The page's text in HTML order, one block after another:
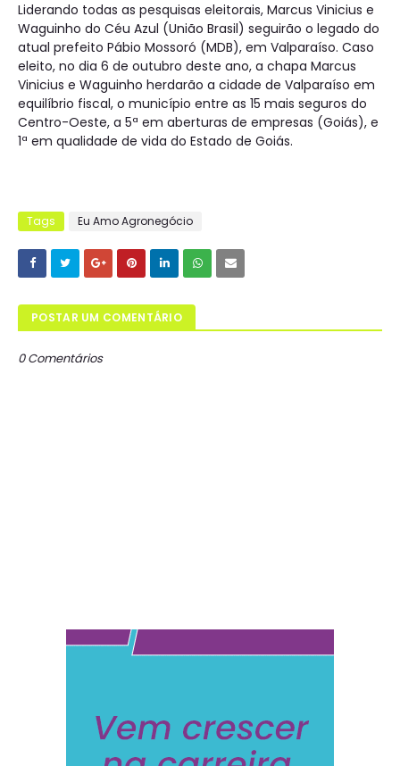
Liderando todas as pesquisas eleitorais, Marcus Vinicius e
Waguinho do Céu Azul (União Brasil) seguirão o legado do
atual prefeito Pábio Mossoró (MDB), em Valparaíso. Caso
eleito, no dia 6 de outubro deste ano, a chapa Marcus
Vinicius e Waguinho herdarão a cidade de Valparaíso em
equilíbrio fiscal, o município entre as 15 mais seguros do
Centro-Oeste, a 5ª em aberturas de empresas (Goiás), e
1ª em qualidade de vida do Estado de Goiás.
Tags Eu Amo Agronegócio
POSTAR UM COMENTÁRIO
0 Comentários